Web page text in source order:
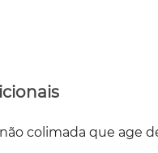
colimada que age